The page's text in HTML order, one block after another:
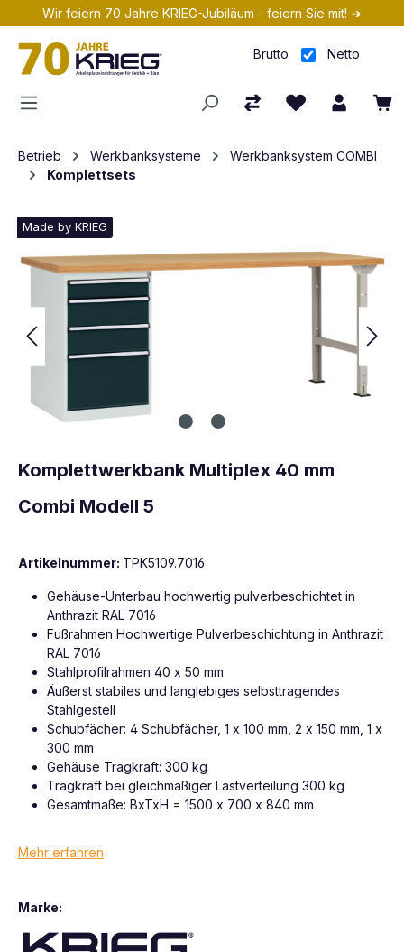
Zum Hauptinhalt springen
Wir feiern 70 Jahre KRIEG-Jubiläum - feiern Sie mit! ➔
Brutto Netto
Betrieb Werkbanksysteme
Werkbanksystem COMBI
Komplettsets
Made by KRIEG
Komplettwerkbank Multiplex 40 mm
Combi Modell 5
Artikelnummer: TPK5109.7016
Gehäuse-Unterbau hochwertig pulverbeschichtet in
Anthrazit RAL 7016
Fußrahmen Hochwertige Pulverbeschichtung in Anthrazit
RAL 7016
Stahlprofilrahmen 40 x 50 mm
Äußerst stabiles und langlebiges selbsttragendes
Stahlgestell
Schubfächer: 4 Schubfächer, 1 x 100 mm, 2 x 150 mm, 1 x
300 mm
Gehäuse Tragkraft: 300 kg
Tragkraft bei gleichmäßiger Lastverteilung 300 kg
Gesamtmaße: BxTxH = 1500 x 700 x 840 mm
Mehr erfahren
Marke: